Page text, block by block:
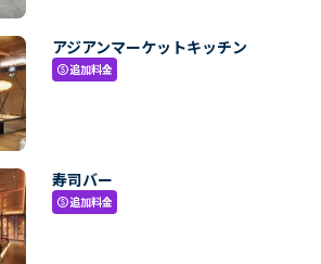
アジアンマーケットキッチン
paid追加料金
寿司バー
paid追加料金